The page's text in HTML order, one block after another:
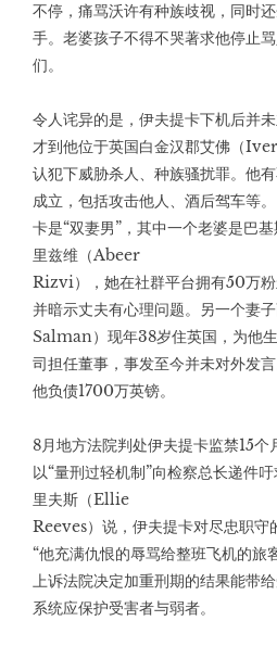
不停，痛骂沃许有种族歧视，同时
手。老婆孩子不得不哭著求他停止
们。
令人诧异的是，伊夫提卡下机后并
才到他位于英国白金汉郡艾佛（
认犯下威胁杀人、种族骚扰罪。他
成立，包括攻击他人、酒后驾车等
卡是“双妻男”，其中一个老婆是巴
里兹维（Abeer
Rizvi），她在社群平台拥有50万
并暗示丈夫有心理问题。另一个妻
Salman）现年38岁住英国，为他
司担任董事，事发至今并未对外发
他负债1700万英镑。
8月地方法院判处伊夫提卡监禁15
以“量刑过轻机制”向检察总长递件
里夫斯（Ellie
Reeves）说，伊夫提卡对尽忠职守
“他充满仇恨的辱骂给整班飞机的旅
上诉法院决定加重刑期的结果能带
系统应保护受害者与弱者。